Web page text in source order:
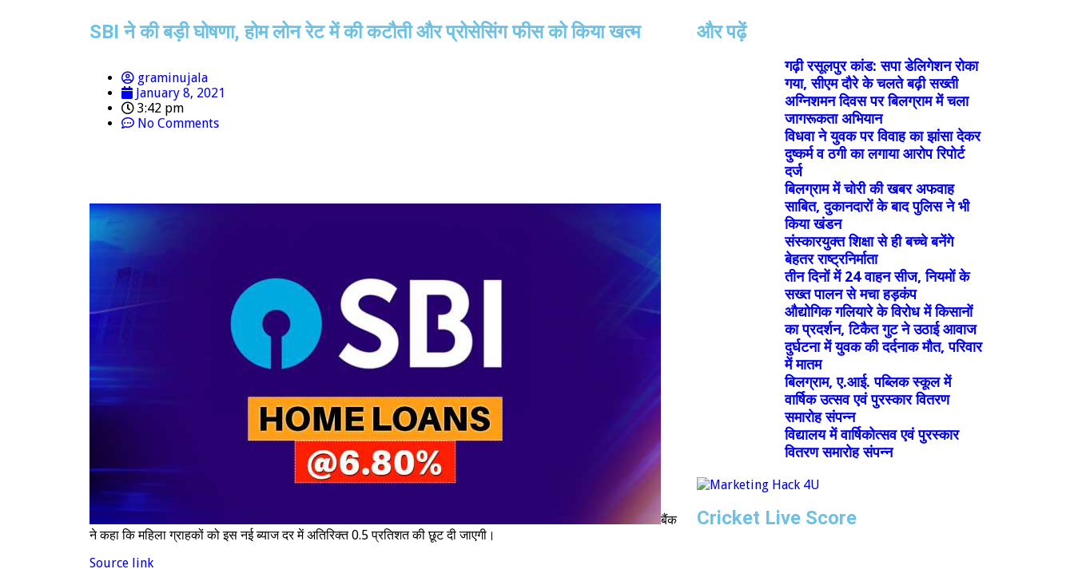
SBI ने की बड़ी घोषणा, होम लोन रेट में की कटौती और प्रोसेसिंग फीस को किया खत्‍म
graminujala
January 8, 2021
3:42 pm
No Comments
बैंक
ने कहा कि महिला ग्राहकों को इस नई ब्याज दर में अतिरिक्त 0.5 प्रतिशत की छूट दी जाएगी।
Source link
और पढ़ें
गढ़ी रसूलपुर कांड: सपा डेलिगेशन रोका
गया, सीएम दौरे के चलते बढ़ी सख्ती
अग्निशमन दिवस पर बिलग्राम में चला
जागरूकता अभियान
विधवा ने युवक पर विवाह का झांसा देकर
दुष्कर्म व ठगी का लगाया आरोप रिपोर्ट
दर्ज
बिलग्राम में चोरी की खबर अफवाह
साबित, दुकानदारों के बाद पुलिस ने भी
किया खंडन
संस्कारयुक्त शिक्षा से ही बच्चे बनेंगे
बेहतर राष्ट्रनिर्माता
तीन दिनों में 24 वाहन सीज, नियमों के
सख्त पालन से मचा हड़कंप
औद्योगिक गलियारे के विरोध में किसानों
का प्रदर्शन, टिकैत गुट ने उठाई आवाज
दुर्घटना में युवक की दर्दनाक मौत, परिवार
में मातम
बिलग्राम, ए.आई. पब्लिक स्कूल में
वार्षिक उत्सव एवं पुरस्कार वितरण
समारोह संपन्न
विद्यालय में वार्षिकोत्सव एवं पुरस्कार
वितरण समारोह संपन्न
Cricket Live Score